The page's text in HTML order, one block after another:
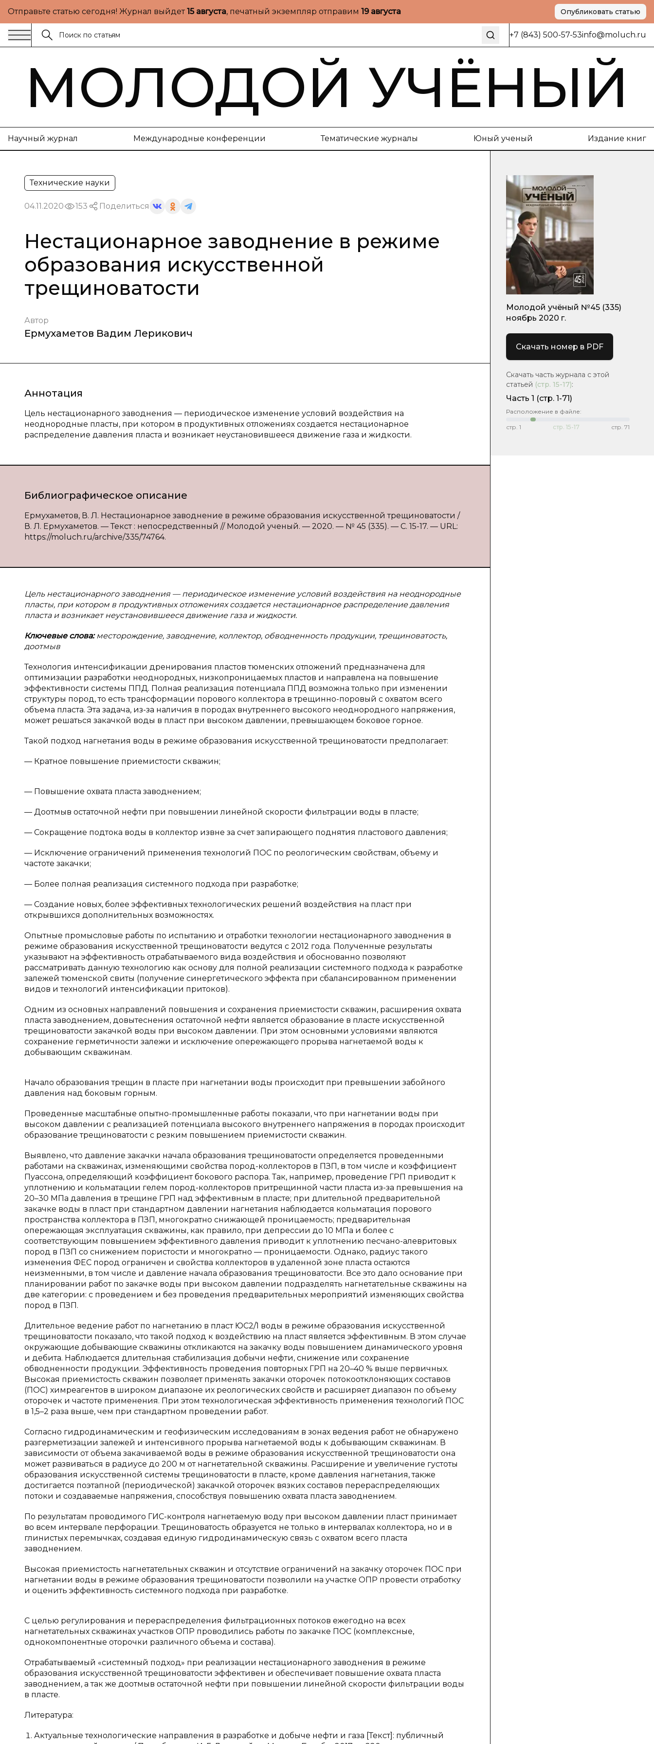
Отправьте статью сегодня! Журнал выйдет15 августа, печатный экземпляр отправим 19 августа Опубликовать статью
+7 (843) 500-57-53info@moluch.ru
МОЛОДОЙ УЧЁНЫЙ
Научный журнал Международные конференции Тематические журналы Юный ученый Издание книг
Технические науки
04.11.2020 153 Поделиться
Нестационарное заводнение в режиме
образования искусственной
трещиноватости
Автор
Ермухаметов Вадим Лерикович
Аннотация
Цель нестационарного заводнения — периодическое изменение условий воздействия на
неоднородные пласты, при котором в продуктивных отложениях создается нестационарное
распределение давления пласта и возникает неустановившееся движение газа и жидкости.
Библиографическое описание
Ермухаметов, В. Л. Нестационарное заводнение в режиме образования искусственной трещиноватости /
В. Л. Ермухаметов. — Текст : непосредственный // Молодой ученый. — 2020. — № 45 (335). — С. 15-17. — URL:
https://moluch.ru/archive/335/74764.
Цель нестационарного заводнения — периодическое изменение условий воздействия на неоднородные
пласты, при котором в продуктивных отложениях создается нестационарное распределение давления
пласта и возникает неустановившееся движение газа и жидкости.
Ключевые слова:месторождение, заводнение, коллектор, обводненность продукции, трещиноватость,
доотмыв
Технология интенсификации дренирования пластов тюменских отложений предназначена для
оптимизации разработки неоднородных, низкопроницаемых пластов и направлена на повышение
эффективности системы ППД. Полная реализация потенциала ППД возможна только при изменении
структуры пород, то есть трансформации порового коллектора в трещинно-поровый с охватом всего
объема пласта. Эта задача, из-за наличия в породах внутреннего высокого неоднородного напряжения,
может решаться закачкой воды в пласт при высоком давлении, превышающем боковое горное.
Такой подход нагнетания воды в режиме образования искусственной трещиноватости предполагает:
— Кратное повышение приемистости скважин;
— Повышение охвата пласта заводнением;
— Доотмыв остаточной нефти при повышении линейной скорости фильтрации воды в пласте;
— Сокращение подтока воды в коллектор извне за счет запирающего поднятия пластового давления;
— Исключение ограничений применения технологий ПОС по реологическим свойствам, объему и
частоте закачки;
— Более полная реализация системного подхода при разработке;
— Создание новых, более эффективных технологических решений воздействия на пласт при
открывшихся дополнительных возможностях.
Опытные промысловые работы по испытанию и отработки технологии нестационарного заводнения в
режиме образования искусственной трещиноватости ведутся с 2012 года. Полученные результаты
указывают на эффективность отрабатываемого вида воздействия и обоснованно позволяют
рассматривать данную технологию как основу для полной реализации системного подхода к разработке
залежей тюменской свиты (получение синергетического эффекта при сбалансированном применении
видов и технологий интенсификации притоков).
Одним из основных направлений повышения и сохранения приемистости скважин, расширения охвата
пласта заводнением, довытеснения остаточной нефти является образование в пласте искусственной
трещиноватости закачкой воды при высоком давлении. При этом основными условиями являются
сохранение герметичности залежи и исключение опережающего прорыва нагнетаемой воды к
добывающим скважинам.
Начало образования трещин в пласте при нагнетании воды происходит при превышении забойного
давления над боковым горным.
Проведенные масштабные опытно-промышленные работы показали, что при нагнетании воды при
высоком давлении с реализацией потенциала высокого внутреннего напряжения в породах происходит
образование трещиноватости с резким повышением приемистости скважин.
Выявлено, что давление закачки начала образования трещиноватости определяется проведенными
работами на скважинах, изменяющими свойства пород-коллекторов в ПЗП, в том числе и коэффициент
Пуассона, определяющий коэффициент бокового распора. Так, например, проведение ГРП приводит к
уплотнению и кольматации гелем пород-коллекторов притрещинной части пласта из-за превышения на
20–30 МПа давления в трещине ГРП над эффективным в пласте; при длительной предварительной
закачке воды в пласт при стандартном давлении нагнетания наблюдается кольматация порового
пространства коллектора в ПЗП, многократно снижающей проницаемость; предварительная
опережающая эксплуатация скважины, как правило, при депрессии до 10 МПа и более с
соответствующим повышением эффективного давления приводит к уплотнению песчано-алевритовых
пород в ПЗП со снижением пористости и многократно — проницаемости. Однако, радиус такого
изменения ФЕС пород ограничен и свойства коллекторов в удаленной зоне пласта остаются
неизменными, в том числе и давление начала образования трещиноватости. Все это дало основание при
планировании работ по закачке воды при высоком давлении подразделять нагнетательные скважины на
две категории: с проведением и без проведения предварительных мероприятий изменяющих свойства
пород в ПЗП.
Длительное ведение работ по нагнетанию в пласт ЮС2/1 воды в режиме образования искусственной
трещиноватости показало, что такой подход к воздействию на пласт является эффективным. В этом случае
окружающие добывающие скважины откликаются на закачку воды повышением динамического уровня
и дебита. Наблюдается длительная стабилизация добычи нефти, снижение или сохранение
обводненности продукции. Эффективность проведения повторных ГРП на 20–40 % выше первичных.
Высокая приемистость скважин позволяет применять закачки оторочек потокоотклоняющих составов
(ПОС) химреагентов в широком диапазоне их реологических свойств и расширяет диапазон по объему
оторочек и частоте применения. При этом технологическая эффективность применения технологий ПОС
в 1,5–2 раза выше, чем при стандартном проведении работ.
Согласно гидродинамическим и геофизическим исследованиям в зонах ведения работ не обнаружено
разгерметизации залежей и интенсивного прорыва нагнетаемой воды к добывающим скважинам. В
зависимости от объема закачиваемой воды в режиме образования искусственной трещиноватости она
может развиваться в радиусе до 200 м от нагнетательной скважины. Расширение и увеличение густоты
образования искусственной системы трещиноватости в пласте, кроме давления нагнетания, также
достигается поэтапной (периодической) закачкой оторочек вязких составов перераспределяющих
потоки и создаваемые напряжения, способствуя повышению охвата пласта заводнением.
По результатам проводимого ГИС-контроля нагнетаемую воду при высоком давлении пласт принимает
во всем интервале перфорации. Трещиноватость образуется не только в интервалах коллектора, но и в
глинистых перемычках, создавая единую гидродинамическую связь с охватом всего пласта
заводнением.
Высокая приемистость нагнетательных скважин и отсутствие ограничений на закачку оторочек ПОС при
нагнетании воды в режиме образования трещиноватости позволили на участке ОПР провести отработку
и оценить эффективность системного подхода при разработке.
С целью регулирования и перераспределения фильтрационных потоков ежегодно на всех
нагнетательных скважинах участков ОПР проводились работы по закачке ПОС (комплексные,
однокомпонентные оторочки различного объема и состава).
Отрабатываемый «системный подход» при реализации нестационарного заводнения в режиме
образования искусственной трещиноватости эффективен и обеспечивает повышение охвата пласта
заводнением, а так же доотмыв остаточной нефти при повышении линейной скорости фильтрации воды
в пласте.
Литература:
Актуальные технологические направления в разработке и добыче нефти и газа [Текст]: публичный
Молодой учёный №45 (335)
ноябрь 2020 г.
Скачать номер в PDF
Скачать часть журнала с этой
статьей (стр. 15-17):
Часть 1 (стр. 1-71)
Расположение в файле:
стр. 1 стр. 15-17 стр. 71